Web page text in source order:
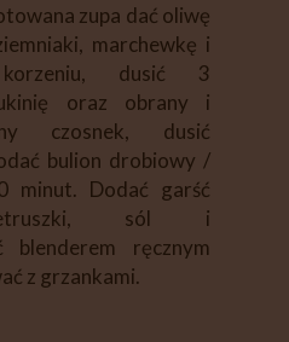
zupa dać oliwę
marchewkę i
dusić 3
oraz obrany i
czosnek, dusić
bulion drobiowy /
minut. Dodać garść
sól i
blenderem ręcznym
z grzankami.